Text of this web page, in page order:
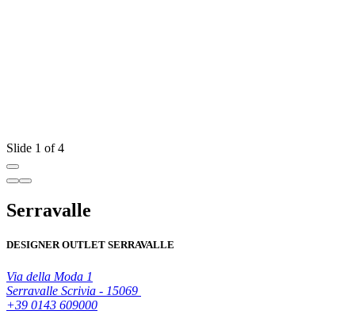
Slide 1 of 4
Serravalle
DESIGNER OUTLET SERRAVALLE
Via della Moda 1
Serravalle Scrivia - 15069
+39 0143 609000